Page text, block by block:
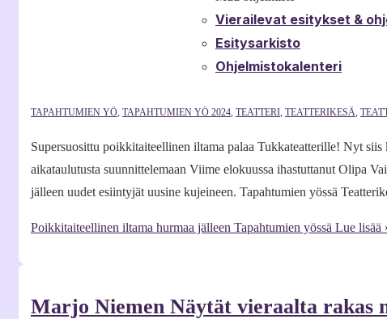
Vierailevat esitykset &
Esitysarkisto
Ohjelmistokalenteri
TAPAHTUMIEN YÖ, TAPAHTUMIEN YÖ 2024, TEATTERI, TEATTERIKESÄ,
Supersuosittu poikkitaiteellinen iltama palaa Tukkateatterille! Nyt
aikataulutusta suunnittelemaan Viime elokuussa ihastuttanut Olipa
jälleen uudet esiintyjät uusine kujeineen. Tapahtumien yössä
Poikkitaiteellinen iltama hurmaa jälleen Tapahtumien yössä Lue lisää
Marjo Niemen Näytät vieraalta rakas